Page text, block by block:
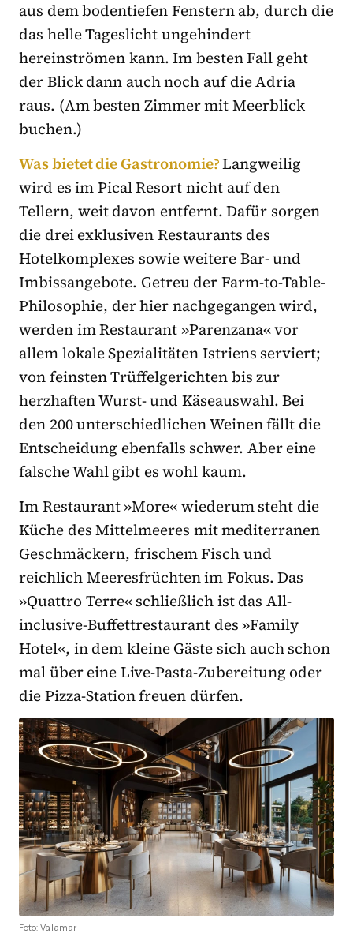
aus dem bodentiefen Fenstern ab, durch die
das helle Tageslicht ungehindert
hereinströmen kann. Im besten Fall geht
der Blick dann auch noch auf die Adria
raus. (Am besten Zimmer mit Meerblick
buchen.)
Was bietet die Gastronomie?Langweilig
wird es im Pical Resort nicht auf den
Tellern, weit davon entfernt. Dafür sorgen
die drei exklusiven Restaurants des
Hotelkomplexes sowie weitere Bar- und
Imbissangebote. Getreu der Farm-to-Table-
Philosophie, der hier nachgegangen wird,
werden im Restaurant »Parenzana« vor
allem lokale Spezialitäten Istriens serviert;
von feinsten Trüffelgerichten bis zur
herzhaften Wurst- und Käseauswahl. Bei
den 200 unterschiedlichen Weinen fällt die
Entscheidung ebenfalls schwer. Aber eine
falsche Wahl gibt es wohl kaum.
Im Restaurant »More« wiederum steht die
Küche des Mittelmeeres mit mediterranen
Geschmäckern, frischem Fisch und
reichlich Meeresfrüchten im Fokus. Das
»Quattro Terre« schließlich ist das All-
inclusive-Buffettrestaurant des »Family
Hotel«, in dem kleine Gäste sich auch schon
mal über eine Live-Pasta-Zubereitung oder
die Pizza-Station freuen dürfen.
Foto: Valamar